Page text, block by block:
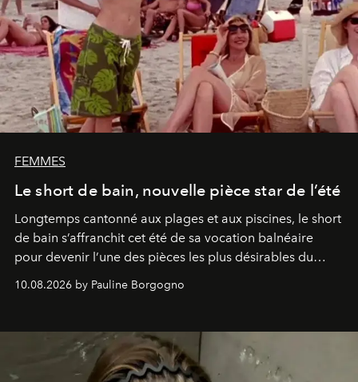
FEMMES
Le short de bain, nouvelle pièce star de l’été
Longtemps cantonné aux plages et aux piscines, le short
de bain s’affranchit cet été de sa vocation balnéaire
pour devenir l’une des pièces les plus désirables du
10.08.2026 by Pauline Borgogno